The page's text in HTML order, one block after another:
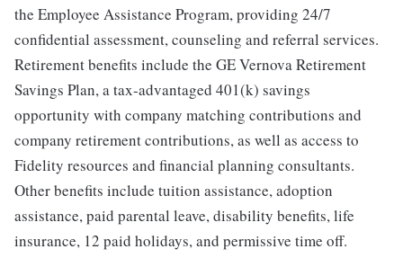
the Employee Assistance Program, providing 24/7
confidential assessment, counseling and referral services.
Retirement benefits include the GE Vernova Retirement
Savings Plan, a tax-advantaged 401(k) savings
opportunity with company matching contributions and
company retirement contributions, as well as access to
Fidelity resources and financial planning consultants.
Other benefits include tuition assistance, adoption
assistance, paid parental leave, disability benefits, life
insurance, 12 paid holidays, and permissive time off.